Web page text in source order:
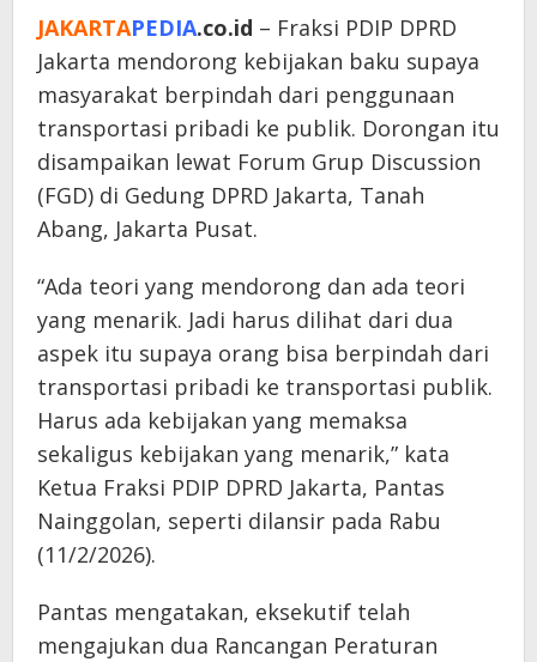
JAKARTAPEDIA.co.id – Fraksi PDIP DPRD
Jakarta mendorong kebijakan baku supaya
masyarakat berpindah dari penggunaan
transportasi pribadi ke publik. Dorongan itu
disampaikan lewat Forum Grup Discussion
(FGD) di Gedung DPRD Jakarta, Tanah
Abang, Jakarta Pusat.
“Ada teori yang mendorong dan ada teori
yang menarik. Jadi harus dilihat dari dua
aspek itu supaya orang bisa berpindah dari
transportasi pribadi ke transportasi publik.
Harus ada kebijakan yang memaksa
sekaligus kebijakan yang menarik,” kata
Ketua Fraksi PDIP DPRD Jakarta, Pantas
Nainggolan, seperti dilansir pada Rabu
(11/2/2026).
Pantas mengatakan, eksekutif telah
mengajukan dua Rancangan Peraturan